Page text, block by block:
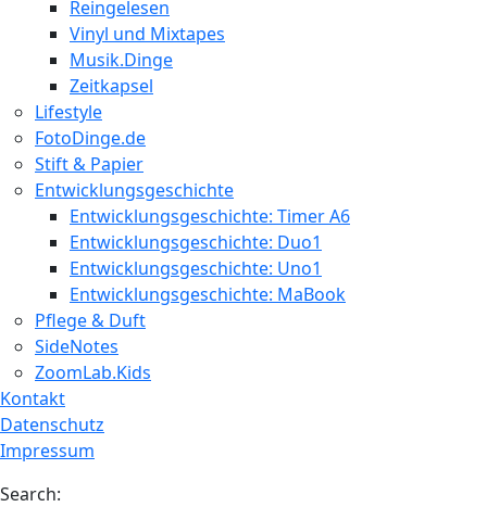
Reingelesen
Vinyl und Mixtapes
Musik.Dinge
Zeitkapsel
Lifestyle
FotoDinge.de
Stift & Papier
Entwicklungsgeschichte
Entwicklungsgeschichte: Timer A6
Entwicklungsgeschichte: Duo1
Entwicklungsgeschichte: Uno1
Entwicklungsgeschichte: MaBook
Pflege & Duft
SideNotes
ZoomLab.Kids
Kontakt
Datenschutz
Impressum
Search: